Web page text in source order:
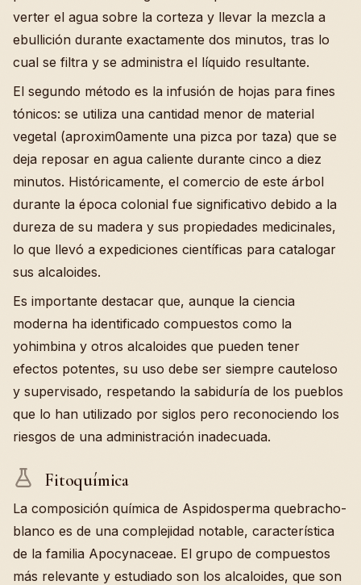
verter el agua sobre la corteza y llevar la mezcla a
ebullición durante exactamente dos minutos, tras lo
cual se filtra y se administra el líquido resultante.
El segundo método es la infusión de hojas para fines
tónicos: se utiliza una cantidad menor de material
vegetal (aproxim0amente una pizca por taza) que se
deja reposar en agua caliente durante cinco a diez
minutos. Históricamente, el comercio de este árbol
durante la época colonial fue significativo debido a la
dureza de su madera y sus propiedades medicinales,
lo que llevó a expediciones científicas para catalogar
sus alcaloides.
Es importante destacar que, aunque la ciencia
moderna ha identificado compuestos como la
yohimbina y otros alcaloides que pueden tener
efectos potentes, su uso debe ser siempre cauteloso
y supervisado, respetando la sabiduría de los pueblos
que lo han utilizado por siglos pero reconociendo los
riesgos de una administración inadecuada.
Fitoquímica
La composición química de Aspidosperma quebracho-
blanco es de una complejidad notable, característica
de la familia Apocynaceae. El grupo de compuestos
más relevante y estudiado son los alcaloides, que son